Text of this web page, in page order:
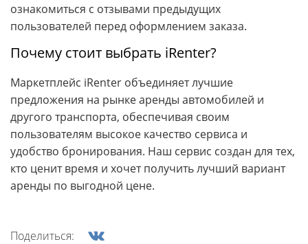
ознакомиться с отзывами предыдущих
пользователей перед оформлением заказа.
Почему стоит выбрать iRenter?
Маркетплейс iRenter объединяет лучшие
предложения на рынке аренды автомобилей и
другого транспорта, обеспечивая своим
пользователям высокое качество сервиса и
удобство бронирования. Наш сервис создан для тех,
кто ценит время и хочет получить лучший вариант
аренды по выгодной цене.
Поделиться: